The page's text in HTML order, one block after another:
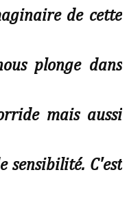
de cette
plonge dans
mais aussi
sensibilité. C'est